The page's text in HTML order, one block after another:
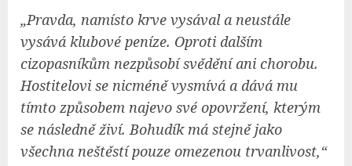
„Pravda, namísto krve vysával a neustále
vysává klubové peníze. Oproti dalším
cizopasníkům nezpůsobí svědění ani chorobu.
Hostitelovi se nicméně vysmívá a dává mu
tímto způsobem najevo své opovržení, kterým
se následně živí. Bohudík má stejně jako
všechna neštěstí pouze omezenou trvanlivost,“